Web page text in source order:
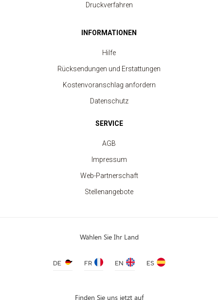
Druckverfahren
INFORMATIONEN
Hilfe
Rücksendungen und Erstattungen
Kostenvoranschlag anfordern
Datenschutz
SERVICE
AGB
Impressum
Web-Partnerschaft
Stellenangebote
Wählen Sie Ihr Land
DE FR EN ES
Finden Sie uns jetzt auf